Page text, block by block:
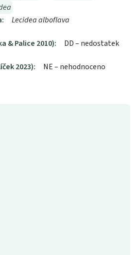
Lecidea alboflava
& Palice 2010):
DD – nedostatek
2023):
NE – nehodnoceno